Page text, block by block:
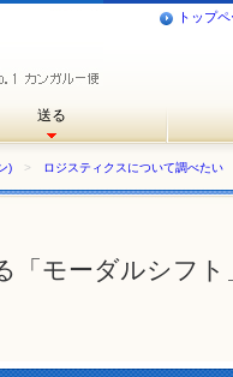
トップ
送る
) > ロジスティクスについて調べたい
「モーダルシフ